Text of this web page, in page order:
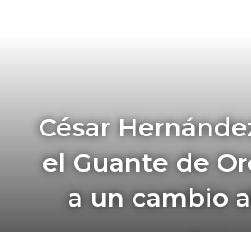
César
el Guante de
a un cambio